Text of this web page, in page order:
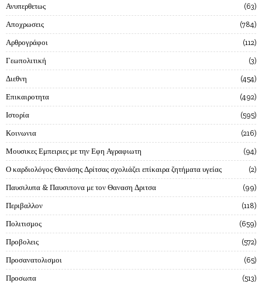
Ανυπερθετως 63
Αποχρωσεις 784
Αρθρογράφοι 112
Γεωπολιτική 3
Διεθνη 454
Επικαιροτητα 492
Ιστορία 595
Κοινωνια 216
Μουσικες Εμπειριες με την Εφη Αγραφιωτη 94
Ο καρδιολόγος Θανάσης Δρίτσας σχολιάζει επίκαιρα ζητήματα υγείας 2
Παυσιλυπα & Παυσιπονα με τον Θαναση Δριτσα 99
Περιβαλλον 118
Πολιτισμος 659
Προβολεις 572
Προσανατολισμοι 65
Προσωπα 513